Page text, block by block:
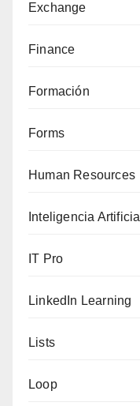
Exchange
Finance
Formación
Forms
Human Resources
Inteligencia Artificial
IT Pro
LinkedIn Learning
Lists
Loop